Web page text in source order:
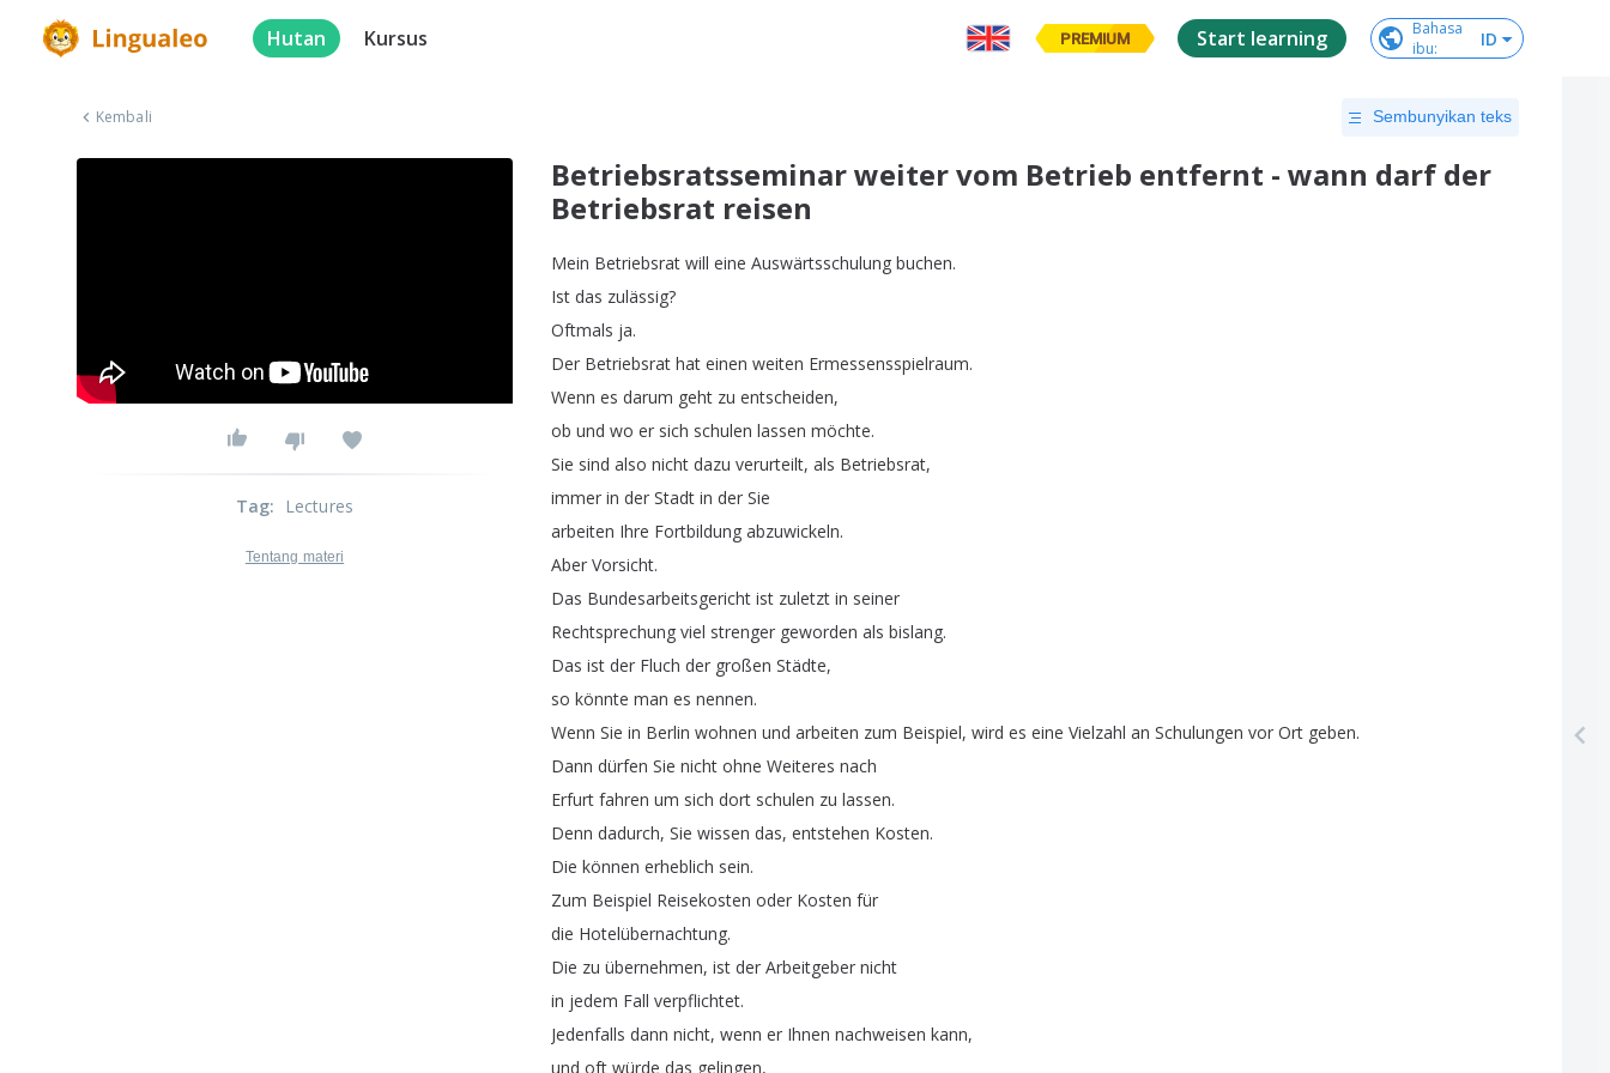
Hutan Kursus PREMIUM Start learning
Bahasa
ibu: ID
Kembali Sembunyikan teks
Betriebsratsseminar weiter vom Betrieb entfernt - wann darf der
Betriebsrat reisen
Mein Betriebsrat will eine Auswärtsschulung buchen.
Ist das zulässig?
Oftmals ja.
Der Betriebsrat hat einen weiten Ermessensspielraum.
Wenn es darum geht zu entscheiden,
ob und wo er sich schulen lassen möchte.
Sie sind also nicht dazu verurteilt, als Betriebsrat,
immer in der Stadt in der Sie
arbeiten Ihre Fortbildung abzuwickeln.
Aber Vorsicht.
Das Bundesarbeitsgericht ist zuletzt in seiner
Rechtsprechung viel strenger geworden als bislang.
Das ist der Fluch der großen Städte,
so könnte man es nennen.
Wenn Sie in Berlin wohnen und arbeiten zum Beispiel, wird es eine Vielzahl an Schulungen vor Ort geben.
Dann dürfen Sie nicht ohne Weiteres nach
Erfurt fahren um sich dort schulen zu lassen.
Denn dadurch, Sie wissen das, entstehen Kosten.
Die können erheblich sein.
Zum Beispiel Reisekosten oder Kosten für
die Hotelübernachtung.
Die zu übernehmen, ist der Arbeitgeber nicht
in jedem Fall verpflichtet.
Jedenfalls dann nicht, wenn er Ihnen nachweisen kann,
und oft würde das gelingen,
Tag: Lectures
Tentang materi